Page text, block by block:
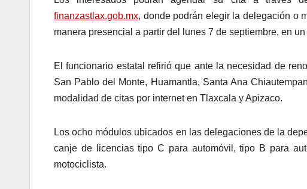
finanzastlax.gob.mx, donde podrán elegir la delegación o
manera presencial a partir del lunes 7 de septiembre, en
El funcionario estatal refirió que ante la necesidad de
San Pablo del Monte, Huamantla, Santa Ana
modalidad de citas por internet en Tlaxcala y Apizaco.
Los ocho módulos ubicados en las delegaciones de la
canje de licencias tipo C para automóvil, tipo B para
motociclista.